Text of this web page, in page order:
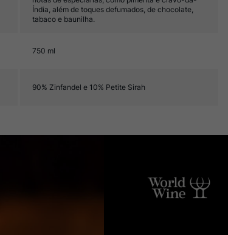
Índia, além de toques defumados, de chocolate,
tabaco e baunilha.
750 ml
90% Zinfandel e 10% Petite Sirah